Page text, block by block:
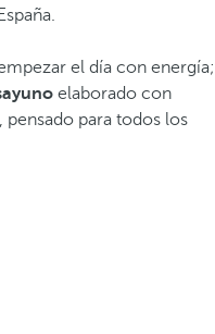
el día con energía;
elaborado con
para todos los